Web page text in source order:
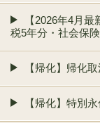
【2026年4月
税5年分・社会保
【帰化】帰化
【帰化】特別